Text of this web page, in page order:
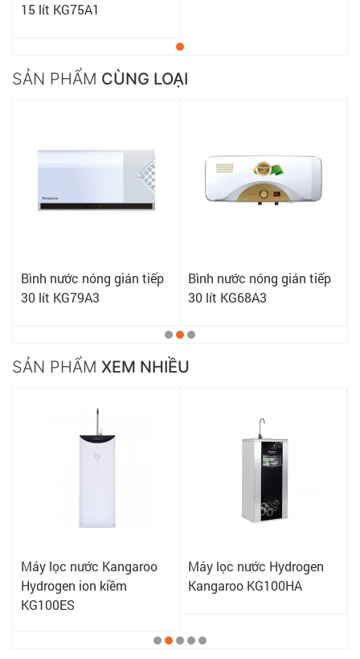
15 lít KG75A1
SẢN PHẨM CÙNG LOẠI
Bình nước nóng gián tiếp
30 lít KG79A3
Bình nước nóng gián tiếp
30 lít KG68A3
SẢN PHẨM XEM NHIỀU
Máy lọc nước Kangaroo
Hydrogen ion kiềm
KG100ES
Máy lọc nước Hydrogen
Kangaroo KG100HA